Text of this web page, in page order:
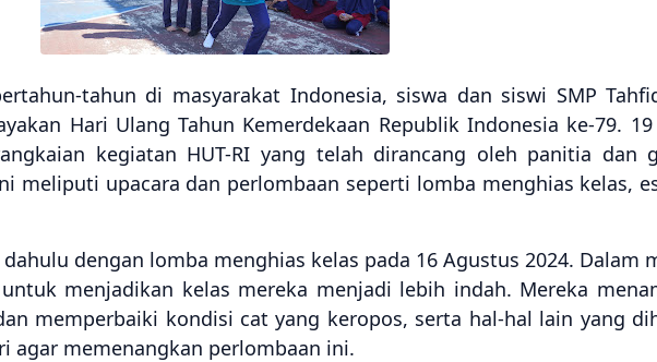
tahun di masyarakat Indonesia, siswa dan siswi SMP
Hari Ulang Tahun Kemerdekaan Republik Indonesia ke-79.
kegiatan HUT-RI yang telah dirancang oleh panitia dan
meliputi upacara dan perlombaan seperti lomba menghias kelas,
dengan lomba menghias kelas pada 16 Agustus 2024. Dalam
menjadikan kelas mereka menjadi lebih indah. Mereka
memperbaiki kondisi cat yang keropos, serta hal-hal lain yang
agar memenangkan perlombaan ini.